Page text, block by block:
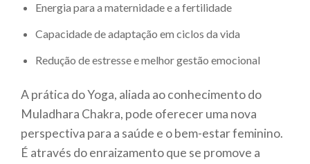
Energia para a maternidade e a fertilidade
Capacidade de adaptação em ciclos da vida
Redução de estresse e melhor gestão emocional
A prática do Yoga, aliada ao conhecimento do
Muladhara Chakra, pode oferecer uma nova
perspectiva para a saúde e o bem-estar feminino.
É através do enraizamento que se promove a